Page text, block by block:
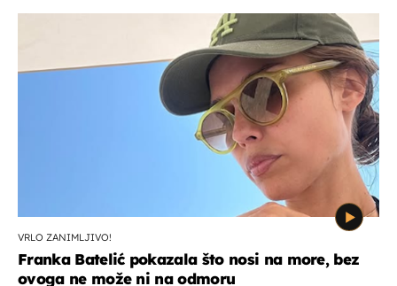
VRLO ZANIMLJIVO!
Franka Batelić pokazala što nosi na more, bez
ovoga ne može ni na odmoru